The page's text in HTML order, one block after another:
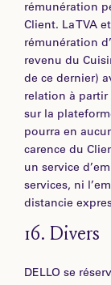
rémunération
Client. La TVA
rémunération
revenu du
de ce dernier)
relation à partir
sur la
pourra en
carence du
un service
services, ni
distancie
16. Divers
DELLO se